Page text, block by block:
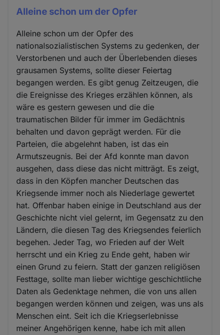
Alleine schon um der Opfer
Alleine schon um der Opfer des
nationalsozialistischen Systems zu gedenken, der
Verstorbenen und auch der Überlebenden dieses
grausamen Systems, sollte dieser Feiertag
begangen werden. Es gibt genug Zeitzeugen, die
die Ereignisse des Krieges erzählen können, als
wäre es gestern gewesen und die die
traumatischen Bilder für immer im Gedächtnis
behalten und davon geprägt werden. Für die
Parteien, die abgelehnt haben, ist das ein
Armutszeugnis. Bei der Afd konnte man davon
ausgehen, dass diese das nicht mitträgt. Es zeigt,
dass in den Köpfen mancher Deutschen das
Kriegsende immer noch als Niederlage gewertet
hat. Offenbar haben einige in Deutschland aus der
Geschichte nicht viel gelernt, im Gegensatz zu den
Ländern, die diesen Tag des Kriegsendes feierlich
begehen. Jeder Tag, wo Frieden auf der Welt
herrscht und ein Krieg zu Ende geht, haben wir
einen Grund zu feiern. Statt der ganzen religiösen
Festtage, sollte man lieber wichtige geschichtliche
Daten als Gedenktage nehmen, die von uns allen
begangen werden können und zeigen, was uns als
Menschen eint. Seit ich die Kriegserlebnisse
meiner Angehörigen kenne, habe ich mit allen